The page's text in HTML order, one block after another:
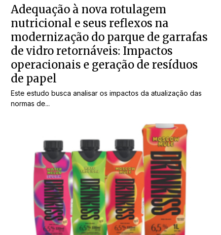
Adequação à nova rotulagem
nutricional e seus reflexos na
modernização do parque de garrafas
de vidro retornáveis: Impactos
operacionais e geração de resíduos
de papel
Este estudo busca analisar os impactos da atualização das
normas de...